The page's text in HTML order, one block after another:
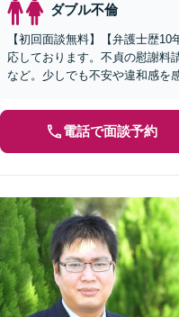
ダブル不倫
【初回面談無料】【弁護士歴
応しております。不貞の慰謝料
など。少しでも不安や違和感を
電話で面談予約